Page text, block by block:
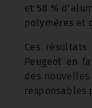
et 58 %
polymères et
Ces
Peugeot en
des nouvelles
responsables